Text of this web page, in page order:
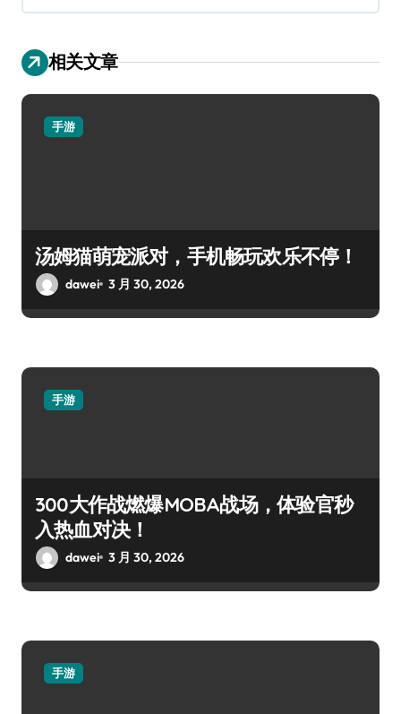
相关文章
手游
汤姆猫萌宠派对，手机畅玩欢乐不停！
dawei 3 月 30, 2026
手游
300大作战燃爆MOBA战场，体验官秒
入热血对决！
dawei 3 月 30, 2026
手游